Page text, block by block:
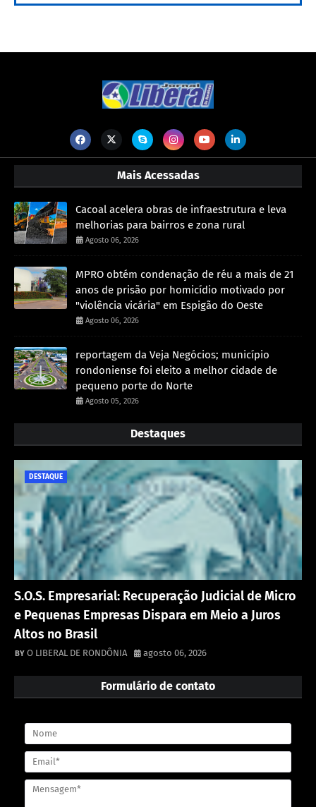
Mais Acessadas
Cacoal acelera obras de infraestrutura e leva
melhorias para bairros e zona rural
Agosto 06, 2026
MPRO obtém condenação de réu a mais de 21
anos de prisão por homicídio motivado por
"violência vicária" em Espigão do Oeste
Agosto 06, 2026
reportagem da Veja Negócios; município
rondoniense foi eleito a melhor cidade de
pequeno porte do Norte
Agosto 05, 2026
Destaques
DESTAQUE
S.O.S. Empresarial: Recuperação Judicial de Micro
e Pequenas Empresas Dispara em Meio a Juros
Altos no Brasil
O LIBERAL DE RONDÔNIA agosto 06, 2026
Formulário de contato